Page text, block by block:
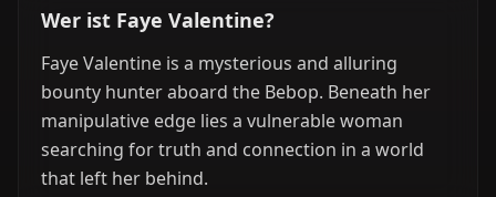
Wer ist Faye Valentine?
Faye Valentine is a mysterious and alluring
bounty hunter aboard the Bebop. Beneath her
manipulative edge lies a vulnerable woman
searching for truth and connection in a world
that left her behind.